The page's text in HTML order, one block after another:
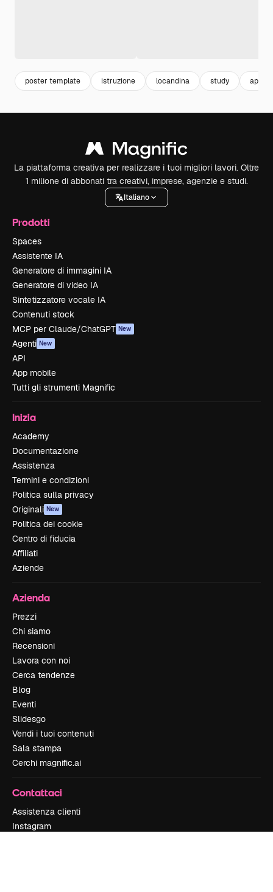
poster template istruzione locandina study
La piattaforma creativa per realizzare i tuoi migliori lavori. Oltre
1 milione di abbonati tra creativi, imprese, agenzie e studi.
Italiano
Prodotti
Spaces
Assistente IA
Generatore di immagini IA
Generatore di video IA
Sintetizzatore vocale IA
Contenuti stock
MCP per Claude/ChatGPT New
Agenti New
API
App mobile
Tutti gli strumenti Magnific
Inizia
Academy
Documentazione
Assistenza
Termini e condizioni
Politica sulla privacy
Originali New
Politica dei cookie
Centro di fiducia
Affiliati
Aziende
Azienda
Prezzi
Chi siamo
Recensioni
Lavora con noi
Cerca tendenze
Blog
Eventi
Slidesgo
Vendi i tuoi contenuti
Sala stampa
Cerchi magnific.ai
Contattaci
Assistenza clienti
Instagram